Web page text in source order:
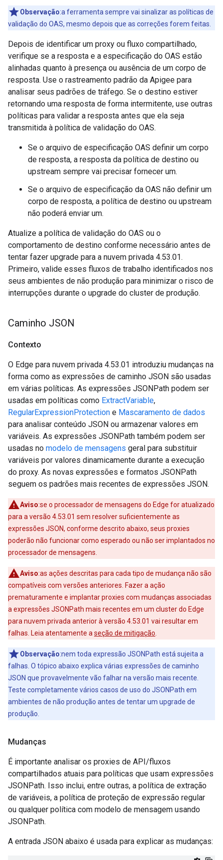
Observação:a ferramenta sempre vai sinalizar as políticas de
validação do OAS, mesmo depois que as correções forem feitas.
Depois de identificar um proxy ou fluxo compartilhado,
verifique se a resposta e a especificação do OAS estão
alinhadas quanto à presença ou ausência de um corpo de
resposta. Use o rastreamento padrão da Apigee para
analisar seus padrões de tráfego. Se o destino estiver
retornando uma resposta de forma intermitente, use outras
políticas para validar a resposta antes que ela seja
transmitida à política de validação do OAS.
Se o arquivo de especificação OAS definir um corpo
de resposta, a resposta da política de destino ou
upstream sempre vai precisar fornecer um.
Se o arquivo de especificação da OAS não definir um
corpo de resposta, a política de destino ou upstream
não poderá enviar um.
Atualize a política de validação do OAS ou o
comportamento de destino conforme necessário antes de
tentar fazer upgrade para a nuvem privada 4.53.01.
Primeiro, valide esses fluxos de trabalho identificados nos
seus ambientes de não produção para minimizar o risco de
interrupções durante o upgrade do cluster de produção.
Caminho JSON
Contexto
O Edge para nuvem privada 4.53.01 introduziu mudanças na
forma como as expressões de caminho JSON são usadas
em várias políticas. As expressões JSONPath podem ser
usadas em políticas como ExtractVariable,
RegularExpressionProtection e Mascaramento de dados
para analisar conteúdo JSON ou armazenar valores em
variáveis. As expressões JSONPath também podem ser
usadas no modelo de mensagens geral para substituir
variáveis por valores dinamicamente durante a execução
do proxy. As novas expressões e formatos JSONPath
seguem os padrões mais recentes de expressões JSON.
Aviso:se o processador de mensagens do Edge for atualizado
para a versão 4.53.01 sem resolver suficientemente as
expressões JSON, conforme descrito abaixo, seus proxies
poderão não funcionar como esperado ou não ser implantados no
processador de mensagens.
Aviso:as ações descritas para cada tipo de mudança não são
compatíveis com versões anteriores. Fazer a ação
prematuramente e implantar proxies com mudanças associadas
a expressões JSONPath mais recentes em um cluster do Edge
para nuvem privada anterior à versão 4.53.01 vai resultar em
falhas. Leia atentamente a seção de mitigação
Observação:nem toda expressão JSONPath está sujeita a
falhas. O tópico abaixo explica várias expressões de caminho
JSON que provavelmente vão falhar na versão mais recente.
Teste completamente vários casos de uso do JSONPath em
ambientes de não produção antes de tentar um upgrade de
produção.
Mudanças
É importante analisar os proxies de API/fluxos
compartilhados atuais para políticas que usam expressões
JSONPath. Isso inclui, entre outras, a política de extração
de variáveis, a política de proteção de expressão regular
ou qualquer política com modelo de mensagem usando
JSONPath.
A entrada JSON abaixo é usada para explicar as mudanças: